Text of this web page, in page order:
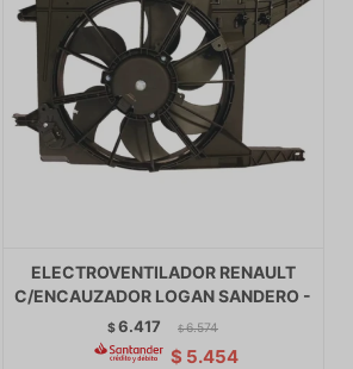
ELECTROVENTILADOR RENAULT
C/ENCAUZADOR LOGAN SANDERO -
$6.417 $ 6.574
$ 5.454